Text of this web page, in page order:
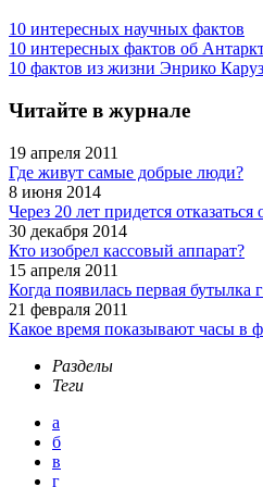
10 интересных научных фактов
10 интересных фактов об
10 фактов из жизни Энрико
Читайте в журнале
19 апреля 2011
Где живут самые добрые люди?
8 июня 2014
Через 20 лет придется отказаться
30 декабря 2014
Кто изобрел кассовый аппарат?
15 апреля 2011
Когда появилась первая бутылка
21 февраля 2011
Какое время показывают часы в
Разделы
Теги
а
б
в
г